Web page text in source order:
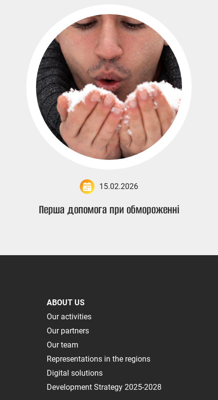
15.02.2026
Перша допомога при обмороженні
ABOUT US
Our activities
Our partners
Our team
Representations in the regions
Digital solutions
Development Strategy 2025-2028